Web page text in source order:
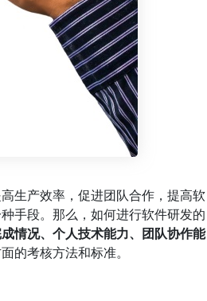
生产效率，促进团队合作，提高软
手段。那么，如何进行软件研发的
情况、个人技术能力、团队协作能
的考核方法和标准。